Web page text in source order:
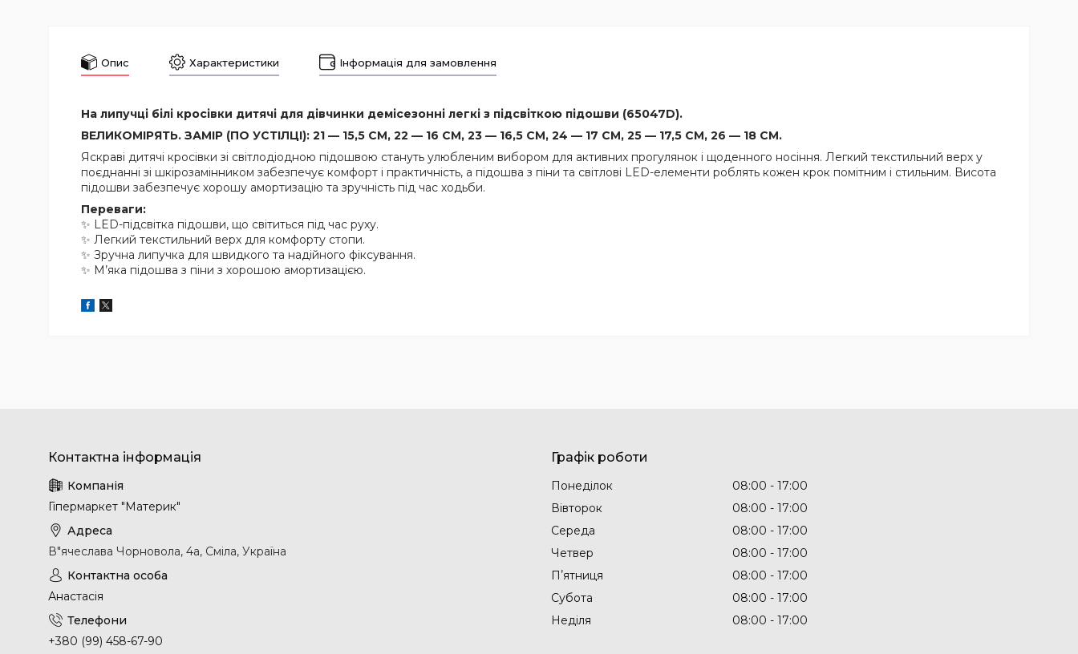
Опис Характеристики Інформація для замовлення
На липучці білі кросівки дитячі для дівчинки демісезонні легкі з підсвіткою підошви (65047D).
ВЕЛИКОМІРЯТЬ. ЗАМІР (ПО УСТІЛЦІ): 21 — 15,5 СМ, 22 — 16 СМ, 23 — 16,5 СМ, 24 — 17 СМ, 25 — 17,5 СМ, 26 — 18 СМ.
Яскраві дитячі кросівки зі світлодіодною підошвою стануть улюбленим вибором для активних прогулянок і щоденного носіння. Легкий текстильний верх у
поєднанні зі шкірозамінником забезпечує комфорт і практичність, а підошва з піни та світлові LED-елементи роблять кожен крок помітним і стильним. Висота
підошви забезпечує хорошу амортизацію та зручність під час ходьби.
Переваги:
✨ LED-підсвітка підошви, що світиться під час руху.
✨ Легкий текстильний верх для комфорту стопи.
✨ Зручна липучка для швидкого та надійного фіксування.
✨ М’яка підошва з піни з хорошою амортизацією.
Гіпермаркет "Материк"
В"ячеслава Чорновола, 4а, Сміла, Україна
Анастасія
+380 (99) 458-67-90
Графік роботи
Понеділок 08:00
17:00
Вівторок
08:00
17:00
Середа
08:00
17:00
Четвер
08:00
17:00
Пʼятниця
08:00
17:00
Субота
08:00
17:00
Неділя
08:00 17:00